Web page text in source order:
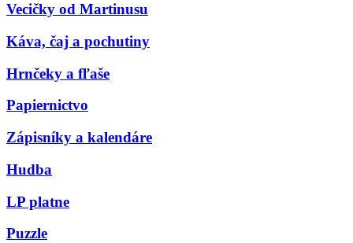
Vecičky od Martinusu
Káva, čaj a pochutiny
Hrnčeky a fľaše
Papiernictvo
Zápisníky a kalendáre
Hudba
LP platne
Puzzle